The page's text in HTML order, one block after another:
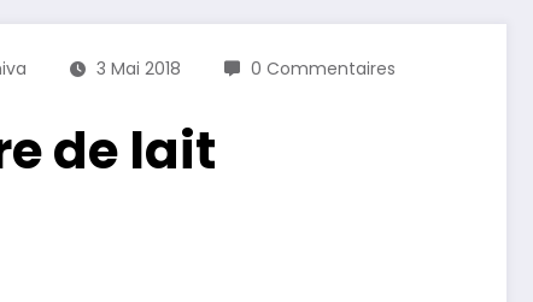
3 Mai 2018 0 Commentaires
de lait